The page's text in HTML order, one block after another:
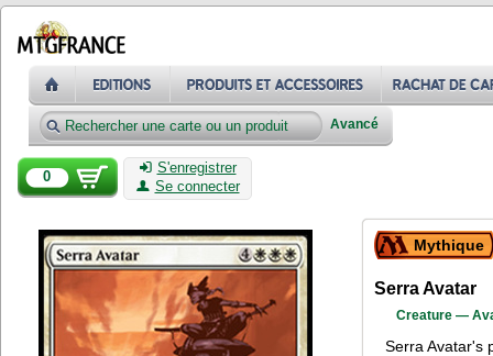
Avancé
0
S'enregistrer
Se connecter
Mythique
Serra Avatar
Creature —
Serra Avatar's